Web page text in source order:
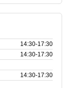
14:30‑17:30
14:30‑17:30
14:30‑17:30